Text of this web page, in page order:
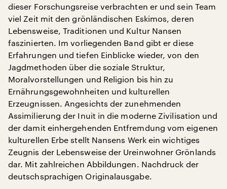
dieser Forschungsreise verbrachten er und sein Team
viel Zeit mit den grönländischen Eskimos, deren
Lebensweise, Traditionen und Kultur Nansen
faszinierten. Im vorliegenden Band gibt er diese
Erfahrungen und tiefen Einblicke wieder, von den
Jagdmethoden über die soziale Struktur,
Moralvorstellungen und Religion bis hin zu
Ernährungsgewohnheiten und kulturellen
Erzeugnissen. Angesichts der zunehmenden
Assimilierung der Inuit in die moderne Zivilisation und
der damit einhergehenden Entfremdung vom eigenen
kulturellen Erbe stellt Nansens Werk ein wichtiges
Zeugnis der Lebensweise der Ureinwohner Grönlands
dar. Mit zahlreichen Abbildungen. Nachdruck der
deutschsprachigen Originalausgabe.